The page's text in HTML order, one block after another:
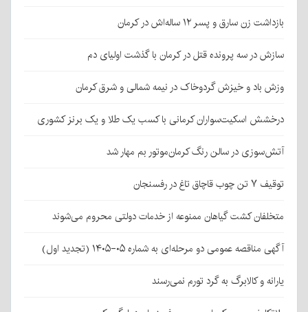
بازداشت زن سارق و پسر ۱۲ ساله‌اش در کرمان
سازش در سه پرونده قتل در کرمان با گذشت اولیای دم
وزش باد و خیزش گردوخاک در نیمه شمالی و شرق کرمان
درخشش اسکیت‌سواران کرمانی با کسب یک طلا و یک برنز کشوری
آتش‌سوزی در سالن رنگ کرمان‌موتور بم مهار شد
توقیف ۷ تن چوب قاچاق تاغ در رفسنجان
متخلفان کشت گیاهان ممنوعه از خدمات دولتی محروم می‌شوند
آگهی مناقصه عمومی دو مرحله‌ای به شماره ۰۵-۱۴۰۵ (تجدید اول)
یارانه و کالابرگ به گرد تورم نمی‌رسند